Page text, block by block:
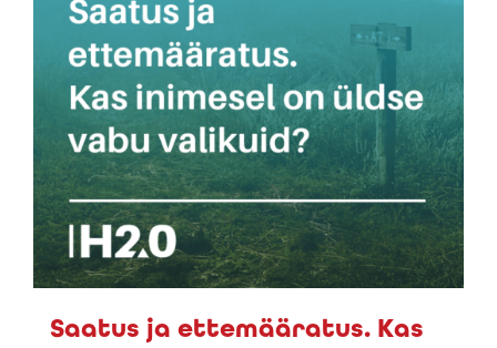
Saatus ja ettemääratus. Kas